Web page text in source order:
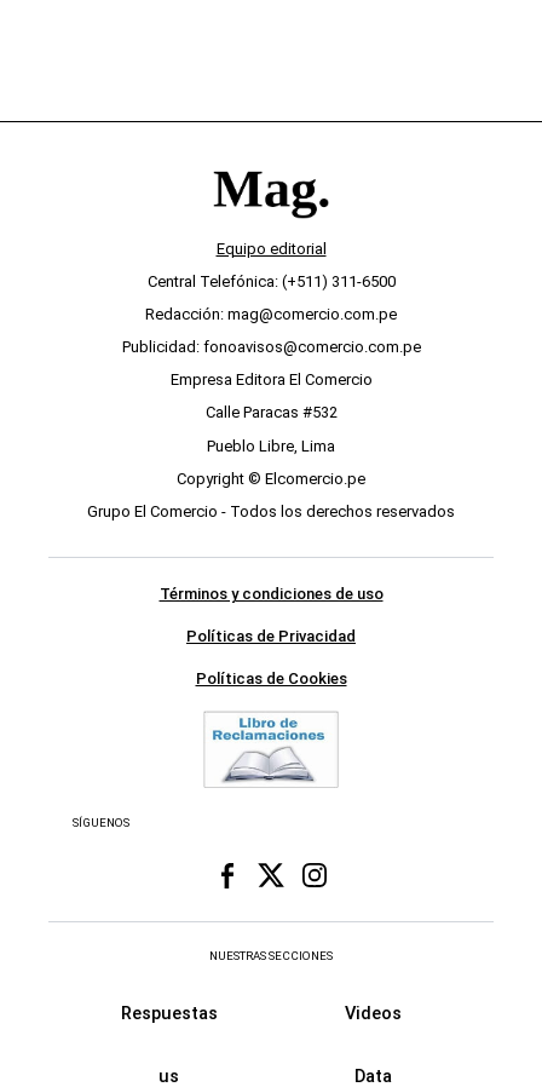
Equipo editorial
Central Telefónica: (+511) 311-6500
Redacción: mag@comercio.com.pe
Publicidad: fonoavisos@comercio.com.pe
Empresa Editora El Comercio
Calle Paracas #532
Pueblo Libre, Lima
Copyright © Elcomercio.pe
Grupo El Comercio - Todos los derechos reservados
Términos y condiciones de uso
Políticas de Privacidad
Políticas de Cookies
SÍGUENOS
NUESTRAS SECCIONES
Respuestas Videos
us Data